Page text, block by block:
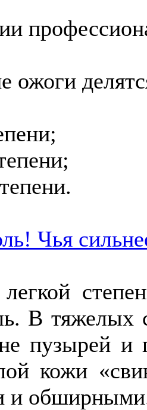
ожоги
Чья
В тяжелых
пузырей и
кожи
и